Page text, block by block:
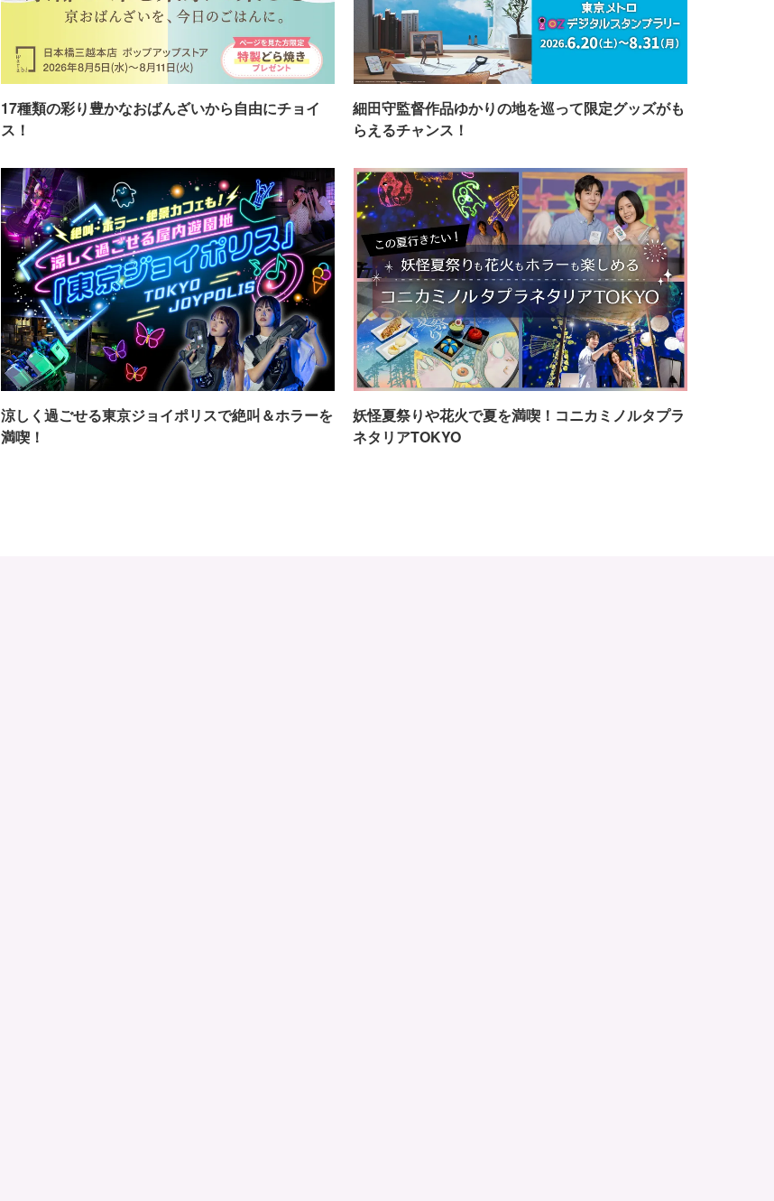
17種類の彩り豊かなおばんざいから自由にチョイ
ス！
細田守監督作品ゆかりの地を巡って限定グッズがも
らえるチャンス！
涼しく過ごせる東京ジョイポリスで絶叫＆ホラーを
満喫！
妖怪夏祭りや花火で夏を満喫！コニカミノルタプラ
ネタリアTOKYO